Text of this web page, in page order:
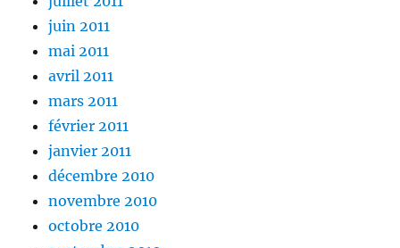
juin 2011
mai 2011
avril 2011
mars 2011
février 2011
janvier 2011
décembre 2010
novembre 2010
octobre 2010